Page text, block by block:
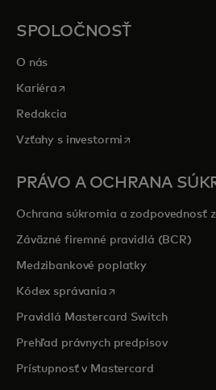
SPOLOČNOSŤ
O nás
Kariéra opens in a new tab
Redakcia
Vzťahy s investormi opens in a new
PRÁVO A OCHRANA
Ochrana súkromia a zodpovednosť
Záväzné firemné pravidlá (BCR)
Medzibankové poplatky
Kódex správaniaopens in a new tab
Pravidlá Mastercard Switch
Prehľad právnych predpisov
Prístupnosť v Mastercard